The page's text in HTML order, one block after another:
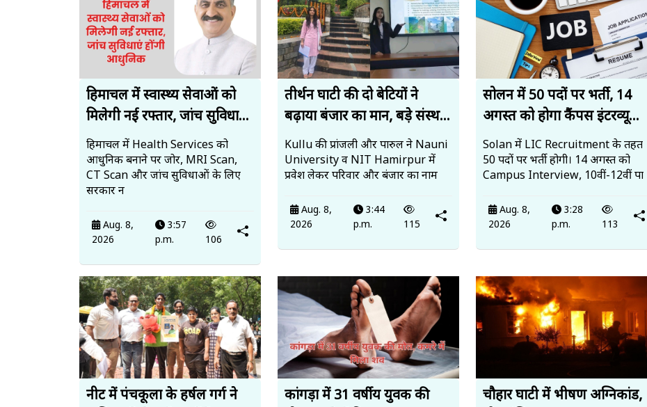
हिमाचल में स्वास्थ्य सेवाओं को
मिलेगी नई रफ्तार, जांच सुविधा...
हिमाचल में Health Services को
आधुनिक बनाने पर जोर, MRI Scan,
CT Scan और जांच सुविधाओं के लिए
सरकार न
Aug. 8,
2026
3:57
p.m.
106
तीर्थन घाटी की दो बेटियों ने
बढ़ाया बंजार का मान, बड़े संस्थ...
Kullu की प्रांजली और पारुल ने Nauni
University व NIT Hamirpur में
प्रवेश लेकर परिवार और बंजार का नाम
Aug. 8,
2026
3:44
p.m.
115
सोलन में 50 पदों पर भर्ती, 14
अगस्त को होगा कैंपस इंटरव्यू...
Solan में LIC Recruitment के तहत
50 पदों पर भर्ती होगी। 14 अगस्त को
Campus Interview, 10वीं-12वीं पा
Aug. 8,
2026
3:28
p.m.
113
नीट में पंचकूला के हर्षल गर्ग ने
कांगड़ा में 31 वर्षीय युवक की
चौहार घाटी में भीषण अग्निकांड,